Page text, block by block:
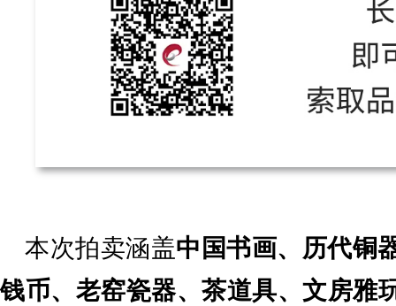
本次拍卖涵盖中国书画、历代铜
钱币、老窑瓷器、茶道具、文房雅